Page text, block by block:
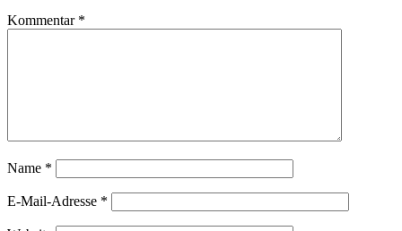
Kommentar *
Name *
E-Mail-Adresse *